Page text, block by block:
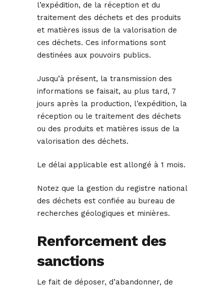
l’expédition, de la réception et du
traitement des déchets et des produits
et matières issus de la valorisation de
ces déchets. Ces informations sont
destinées aux pouvoirs publics.
Jusqu’à présent, la transmission des
informations se faisait, au plus tard, 7
jours après la production, l’expédition, la
réception ou le traitement des déchets
ou des produits et matières issus de la
valorisation des déchets.
Le délai applicable est allongé à 1 mois.
Notez que la gestion du registre national
des déchets est confiée au bureau de
recherches géologiques et minières.
Renforcement des
sanctions
Le fait de déposer, d’abandonner, de